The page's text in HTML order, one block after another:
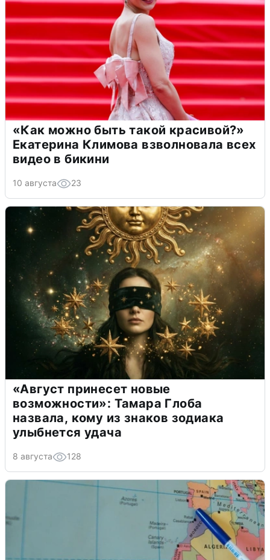
«Как можно быть такой красивой?»
Екатерина Климова взволновала всех
видео в бикини
10 августа 23
«Август принесет новые
возможности»: Тамара Глоба
назвала, кому из знаков зодиака
улыбнется удача
8 августа 128